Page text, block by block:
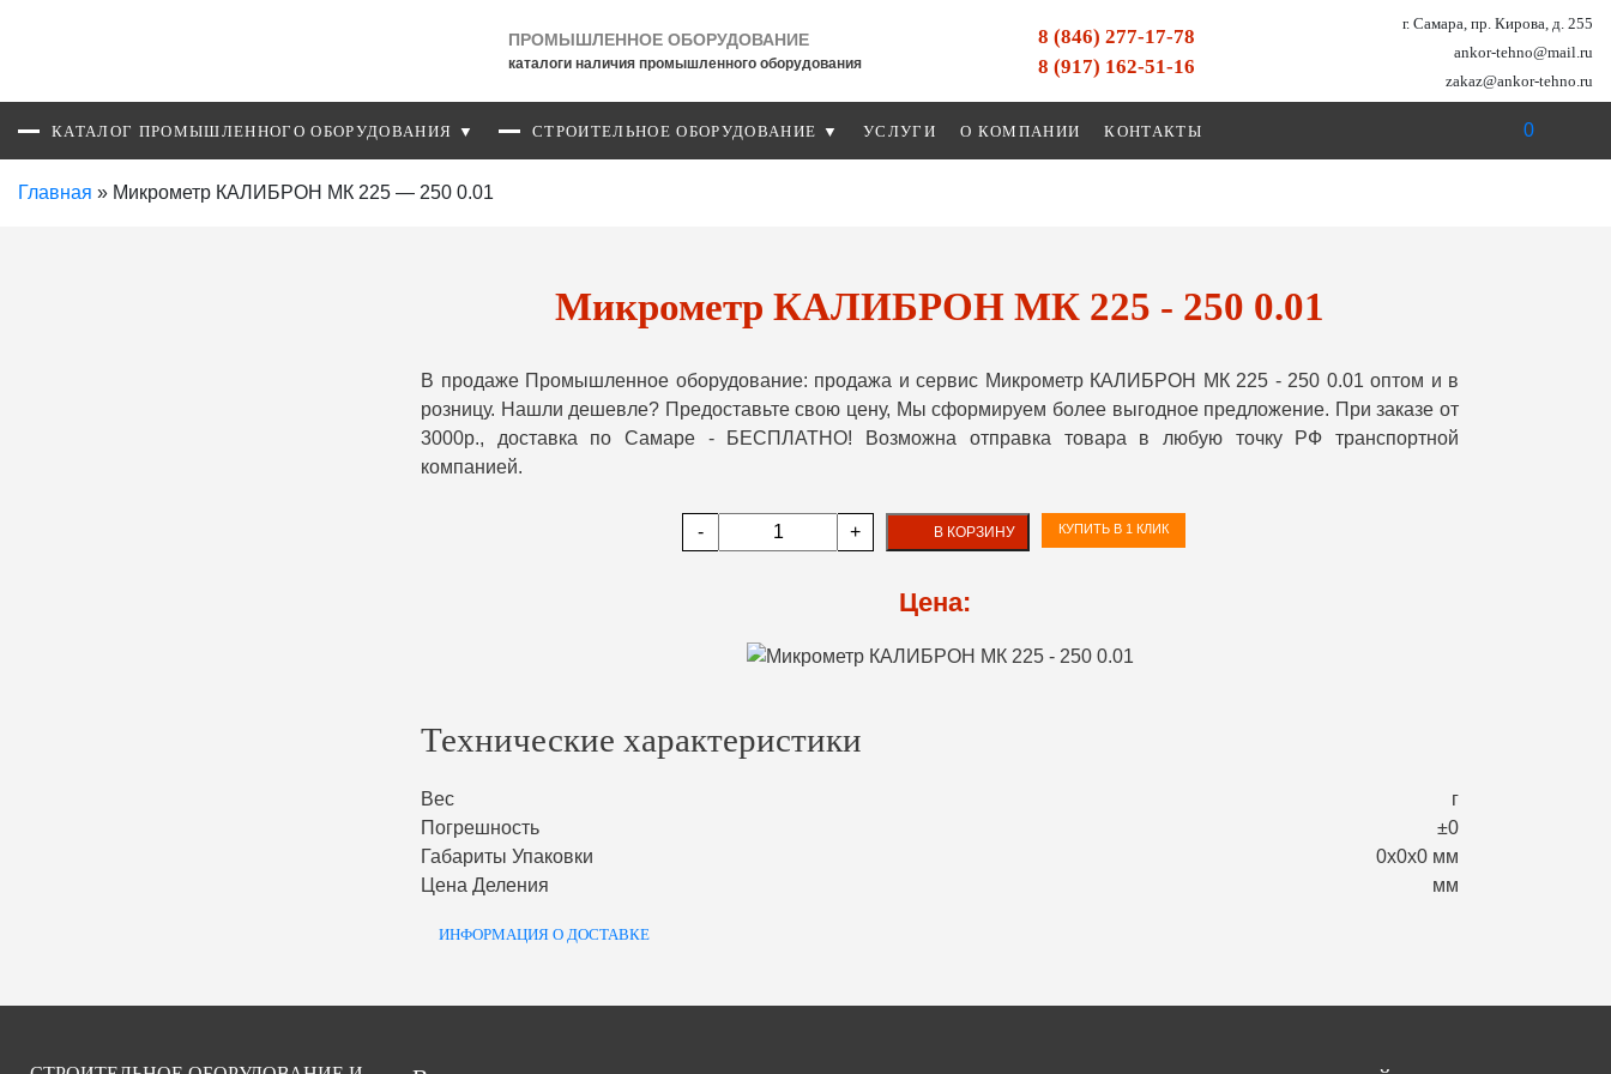
ПРОМЫШЛЕННОЕ ОБОРУДОВАНИЕ
каталоги наличия промышленного оборудования
8 (846) 277-17-78
8 (917) 162-51-16
г. Самара, пр. Кирова, д. 255
ankor-tehno@mail.ru
zakaz@ankor-tehno.ru
КАТАЛОГ ПРОМЫШЛЕННОГО ОБОРУДОВАНИЯ ▼ СТРОИТЕЛЬНОЕ ОБОРУДОВАНИЕ ▼ УСЛУГИ О КОМПАНИИ КОНТАКТЫ 0
Главная » Микрометр КАЛИБРОН МК 225 — 250 0.01
Микрометр КАЛИБРОН МК 225 - 250 0.01
В продаже Промышленное оборудование: продажа и сервис Микрометр КАЛИБРОН МК 225 - 250 0.01 оптом и в
розницу. Нашли дешевле? Предоставьте свою цену, Мы сформируем более выгодное предложение. При заказе от
3000р., доставка по Самаре - БЕСПЛАТНО! Возможна отправка товара в любую точку РФ транспортной
компанией.
- + В КОРЗИНУ КУПИТЬ В 1 КЛИК
Цена:
Технические характеристики
Вес
г
Погрешность
±0
Габариты Упаковки
0х0х0 мм
Цена Деления
мм
ИНФОРМАЦИЯ О ДОСТАВКЕ